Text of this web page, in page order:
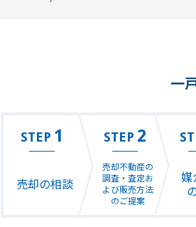
一
STEP 1
売却の相談
STEP 2
売却不動産の
調査・査定お
よび販売方法
のご提案
媒